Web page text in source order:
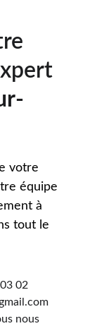
votre
équipe
à
tout le
02
nous